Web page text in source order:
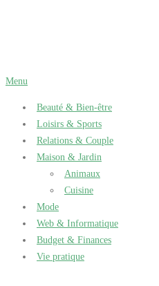
Menu
Beauté & Bien-être
Loisirs & Sports
Relations & Couple
Maison & Jardin
Animaux
Cuisine
Mode
Web & Informatique
Budget & Finances
Vie pratique